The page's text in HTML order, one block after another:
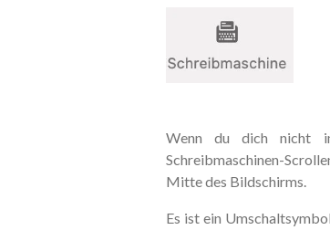
Wenn du dich nicht
Schreibmaschinen-
Mitte des Bildschirms.
Es ist ein